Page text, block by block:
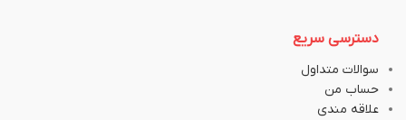
دسترسی سریع
سوالات متداول
حساب من
علاقه مندی